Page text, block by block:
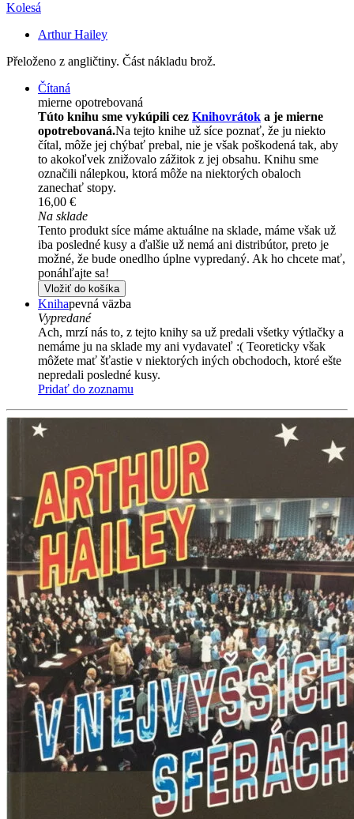
Kolesá
Arthur Hailey
Přeloženo z angličtiny. Část nákladu brož.
Čítaná
mierne opotrebovaná
Túto knihu sme vykúpili cez Knihovrátok a je mierne
opotrebovaná.Na tejto knihe už síce poznať, že ju niekto
čítal, môže jej chýbať prebal, nie je však poškodená tak, aby
to akokoľvek znižovalo zážitok z jej obsahu. Knihu sme
označili nálepkou, ktorá môže na niektorých obaloch
zanechať stopy.
16,00 €
Na sklade
Tento produkt síce máme aktuálne na sklade, máme však už
iba posledné kusy a ďalšie už nemá ani distribútor, preto je
možné, že bude onedlho úplne vypredaný. Ak ho chcete mať,
ponáhľajte sa!
Vložiť do košíka
Knihapevná väzba
Vypredané
Ach, mrzí nás to, z tejto knihy sa už predali všetky výtlačky a
nemáme ju na sklade my ani vydavateľ :( Teoreticky však
môžete mať šťastie v niektorých iných obchodoch, ktoré ešte
nepredali posledné kusy.
Pridať do zoznamu